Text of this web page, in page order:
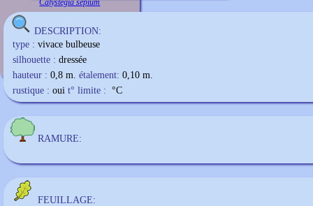
Calystegia sepium
DESCRIPTION:
type : vivace bulbeuse
silhouette : dressée
hauteur : 0,8 m. étalement: 0,10 m.
rustique : oui t° limite : °C
RAMURE:
FEUILLAGE: